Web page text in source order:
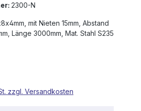
2300-N
S235
zzgl. Versandkosten